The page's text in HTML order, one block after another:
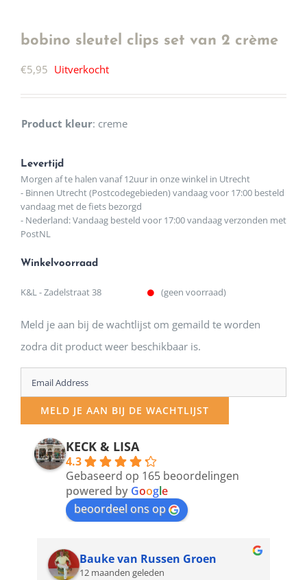
bobino sleutel clips set van 2 crème
€5,95 Uitverkocht
Product kleur: creme
Levertijd
Morgen af te halen vanaf 12uur in onze winkel in Utrecht
- Binnen Utrecht (Postcodegebieden) vandaag voor 17:00 besteld
vandaag met de fiets bezorgd
- Nederland: Vandaag besteld voor 17:00 vandaag verzonden met
PostNL
Winkelvoorraad
K&L - Zadelstraat 38 (geen voorraad)
Meld je aan bij de wachtlijst om gemaild te worden
zodra dit product weer beschikbaar is.
Enter
your
email
address
MELD JE AAN BIJ DE WACHTLIJST
KECK & LISA
4.3
Gebaseerd op 165 beoordelingen
powered by Google
beoordeel ons op
Bauke van Russen Groen
12 maanden geleden